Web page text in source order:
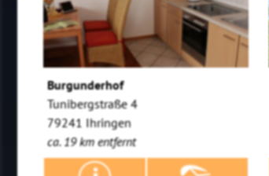
Burgunderhof
Tunibergstraße 4
79241 Ihringen
ca. 19 km entfernt